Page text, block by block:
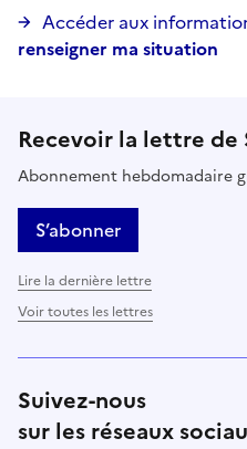
Accéder aux
renseigner ma situation
Recevoir la lettre de
Abonnement hebdomadaire
S’abonner
Lire la dernière lettre
Voir toutes les lettres
Suivez-nous
sur les réseaux